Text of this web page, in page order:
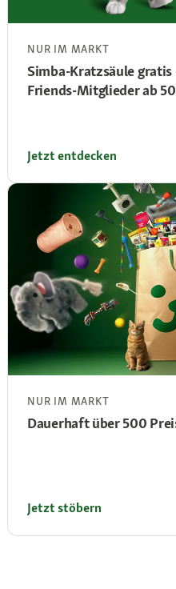
NUR IM MARKT
Simba‑Kratzsäule
Friends‑Mitglieder ab
Jetzt entdecken
NUR IM MARKT
Dauerhaft über 500
Jetzt stöbern